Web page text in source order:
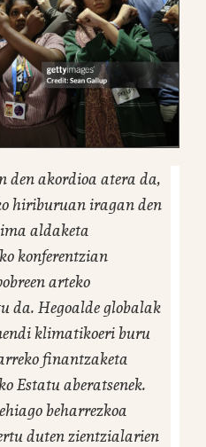
den akordioa atera da,
hiriburuan iragan den
aldaketa
konferentzian
arteko
da. Hegoalde globalak
klimatikoeri buru
finantzaketa
Estatu aberatsenek.
beharrezkoa
duten zientzialarien